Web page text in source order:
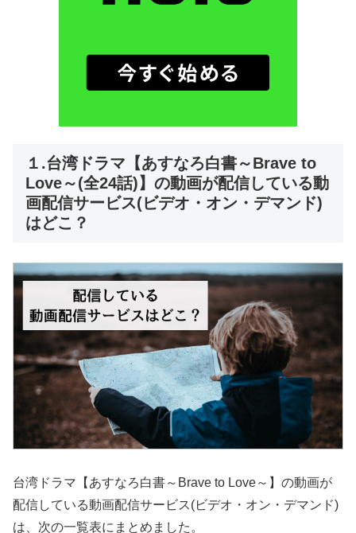
１.台湾ドラマ【あすなろ白書～Brave to
Love～(全24話)】の動画が配信している動
画配信サービス(ビデオ・オン・デマンド)
はどこ？
台湾ドラマ【あすなろ白書～Brave to Love～】の動画が
配信している動画配信サービス(ビデオ・オン・デマンド)
は、次の一覧表にまとめました。